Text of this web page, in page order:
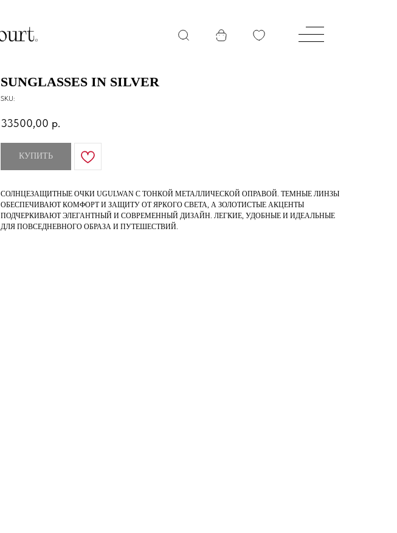
SUNGLASSES IN SILVER
SKU:
33500,00 р.
КУПИТЬ
СОЛНЦЕЗАЩИТНЫЕ ОЧКИ UGULWAN С ТОНКОЙ МЕТАЛЛИЧЕСКОЙ ОПРАВОЙ. ТЕМНЫЕ ЛИНЗЫ
ОБЕСПЕЧИВАЮТ КОМФОРТ И ЗАЩИТУ ОТ ЯРКОГО СВЕТА, А ЗОЛОТИСТЫЕ АКЦЕНТЫ
ПОДЧЕРКИВАЮТ ЭЛЕГАНТНЫЙ И СОВРЕМЕННЫЙ ДИЗАЙН. ЛЕГКИЕ, УДОБНЫЕ И ИДЕАЛЬНЫЕ
ДЛЯ ПОВСЕДНЕВНОГО ОБРАЗА И ПУТЕШЕСТВИЙ.